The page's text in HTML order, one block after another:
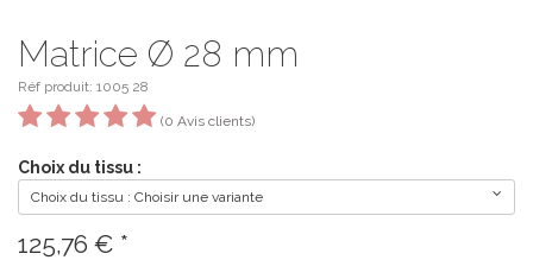
Matrice Ø 28 mm
Réf produit: 1005 28
(0 Avis clients)
Choix du tissu :
Choix du tissu : Choisir une variante
125,76 € *